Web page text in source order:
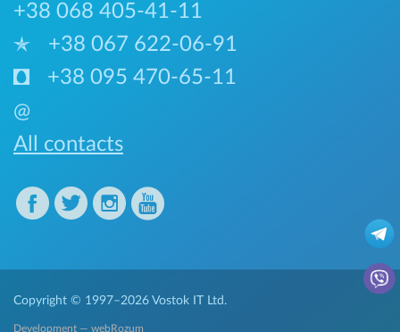
+38 068 405-41-11
+38 067 622-06-91
+38 095 470-65-11
@
All contacts
Copyright © 1997–2026 Vostok IT Ltd.
Development — webRozum